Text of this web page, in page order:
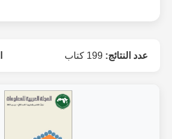
عدد النتائج: